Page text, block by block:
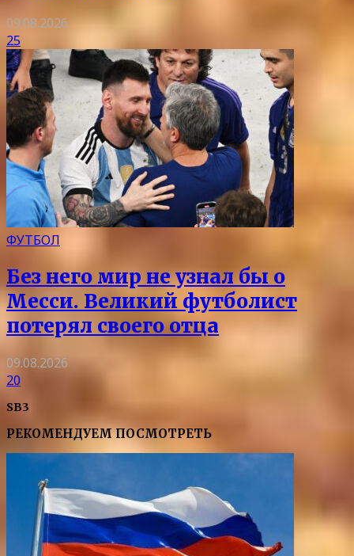
09.08.2026
25
ФУТБОЛ
Без него мир не узнал бы о
Месси. Великий футболист
потерял своего отца
09.08.2026
20
SB3
РЕКОМЕНДУЕМ ПОСМОТРЕТЬ